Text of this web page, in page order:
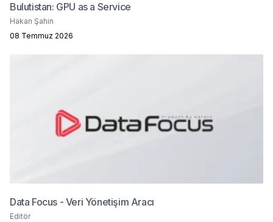
Bulutistan: GPU as a Service
Hakan Şahin
08 Temmuz 2026
Data Focus - Veri Yönetişim Aracı
Editör